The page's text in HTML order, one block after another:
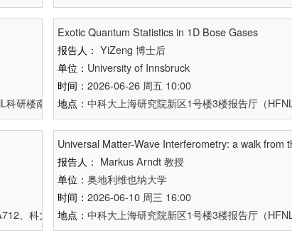
研楼南楼A712、科大物质楼B1102、济南量子院量子科学大厦
Exotic Quantum Statistics in 1D Bose Gases
报告人： YiZeng 博士后
单位： University of Innsbruck
时间： 2026-06-26 周五 10:00
地点： 中科大上海研究院新区1号楼3楼报告厅（
、科大上海研究院新区1号楼3楼报告厅、济南量子院量子科
Universal Matter-Wave Interferometry: a walk
报告人： Markus Arndt教授
单位： 奥地利维也纳大学
时间： 2026-06-10 周三 16:00
地点： 中科大上海研究院新区1号楼3楼报告厅（